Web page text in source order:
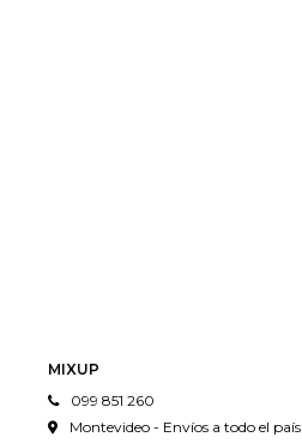
MIXUP
099 851 260
Montevideo - Envíos a todo el país